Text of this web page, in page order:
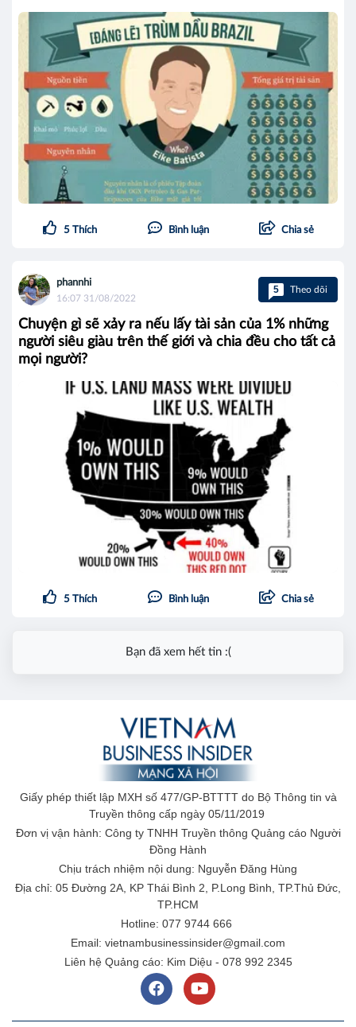
5 Thích Bình luận Chia sẻ
phannhi
16:07 31/08/2022
5 Theo dõi
Chuyện gì sẽ xảy ra nếu lấy tài sản của 1% những
người siêu giàu trên thế giới và chia đều cho tất cả
mọi người?
5 Thích Bình luận Chia sẻ
Bạn đã xem hết tin :(
Giấy phép thiết lập MXH số 477/GP-BTTTT do Bộ Thông tin và
Truyền thông cấp ngày 05/11/2019
Đơn vị vận hành: Công ty TNHH Truyền thông Quảng cáo Người
Đồng Hành
Chịu trách nhiệm nội dung: Nguyễn Đăng Hùng
Địa chỉ: 05 Đường 2A, KP Thái Bình 2, P.Long Bình, TP.Thủ Đức,
TP.HCM
Hotline: 077 9744 666
Email: vietnambusinessinsider@gmail.com
Liên hệ Quảng cáo: Kim Diệu - 078 992 2345